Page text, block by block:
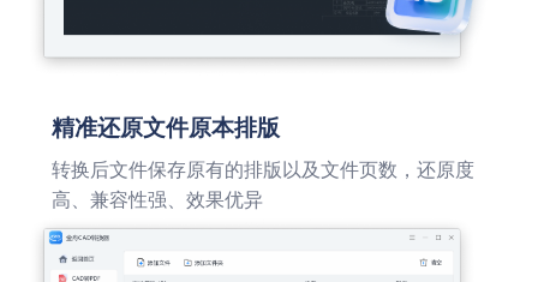
精准还原文件原本排版
转换后文件保存原有的排版以及文件页数，还原度
高、兼容性强、效果优异